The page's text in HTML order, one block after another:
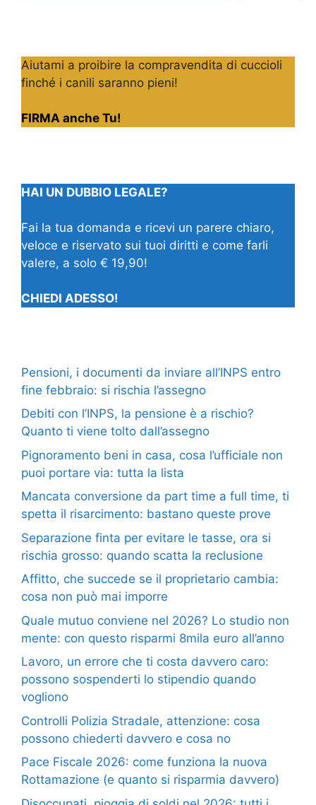
Aiutami a proibire la compravendita di cuccioli
finché i canili saranno pieni!
FIRMA anche Tu!
HAI UN DUBBIO LEGALE?
Fai la tua domanda e ricevi un parere chiaro,
veloce e riservato sui tuoi diritti e come farli
valere, a solo € 19,90!
CHIEDI ADESSO!
Pensioni, i documenti da inviare all’INPS entro
fine febbraio: si rischia l’assegno
Debiti con l’INPS, la pensione è a rischio?
Quanto ti viene tolto dall’assegno
Pignoramento beni in casa, cosa l’ufficiale non
puoi portare via: tutta la lista
Mancata conversione da part time a full time, ti
spetta il risarcimento: bastano queste prove
Separazione finta per evitare le tasse, ora si
rischia grosso: quando scatta la reclusione
Affitto, che succede se il proprietario cambia:
cosa non può mai imporre
Quale mutuo conviene nel 2026? Lo studio non
mente: con questo risparmi 8mila euro all’anno
Lavoro, un errore che ti costa davvero caro:
possono sospenderti lo stipendio quando
vogliono
Controlli Polizia Stradale, attenzione: cosa
possono chiederti davvero e cosa no
Pace Fiscale 2026: come funziona la nuova
Rottamazione (e quanto si risparmia davvero)